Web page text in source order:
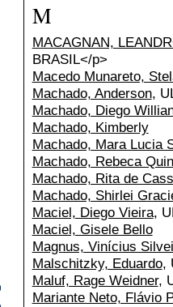
M
MACAGNAN,
BRASIL</p>
Macedo Munareto,
Machado, Anderson,
Machado, Diego
Machado, Kimberly
Machado, Mara Lucia
Machado, Rebeca
Machado, Rita de
Machado, Shirlei
Maciel, Diego Vieira,
Maciel, Gisele Bello
Magnus, Vinícius
Malschitzky, Eduardo,
Maluf, Rage Weidner,
Mariante Neto, Flávio